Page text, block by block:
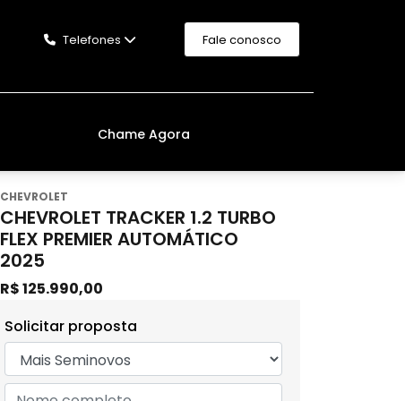
Telefones Fale conosco
Chame Agora
CHEVROLET
CHEVROLET TRACKER 1.2 TURBO
FLEX PREMIER AUTOMÁTICO
2025
R$ 125.990,00
Solicitar proposta